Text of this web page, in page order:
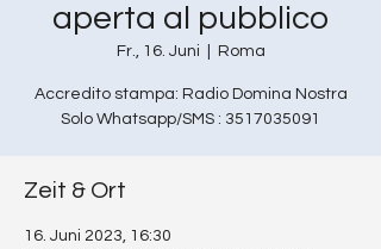
aperta al pubblico
Fr., 16. Juni Roma
Accredito stampa: Radio Domina Nostra
Solo Whatsapp/SMS : 3517035091
Zeit & Ort
16. Juni 2023, 16:30